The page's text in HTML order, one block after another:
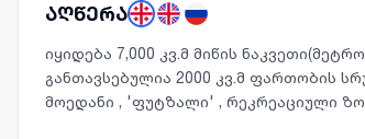
აღწერა
იყიდება 7,000 კვ.მ მიწის
განთავსებულია 2000 კვ.მ ფართობის
მოედანი , 'ფუტზალი' , რეკრეაციული